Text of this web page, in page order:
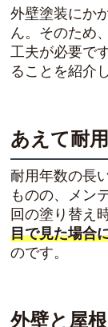
外壁塗装にか
ん。そのため
工夫が必要で
ることを紹介
あえて耐
耐用年数の長
ものの、メン
回の塗り替え
目で見た場合
のです。
外壁と屋